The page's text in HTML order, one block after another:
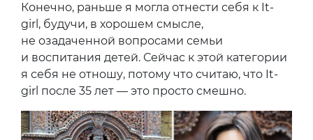
Конечно, раньше я могла отнести себя к It-
girl, будучи, в хорошем смысле,
не озадаченной вопросами семьи
и воспитания детей. Сейчас к этой категории
я себя не отношу, потому что считаю, что It-
girl после 35 лет — это просто смешно.